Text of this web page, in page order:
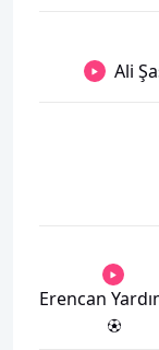
Ali
Erencan